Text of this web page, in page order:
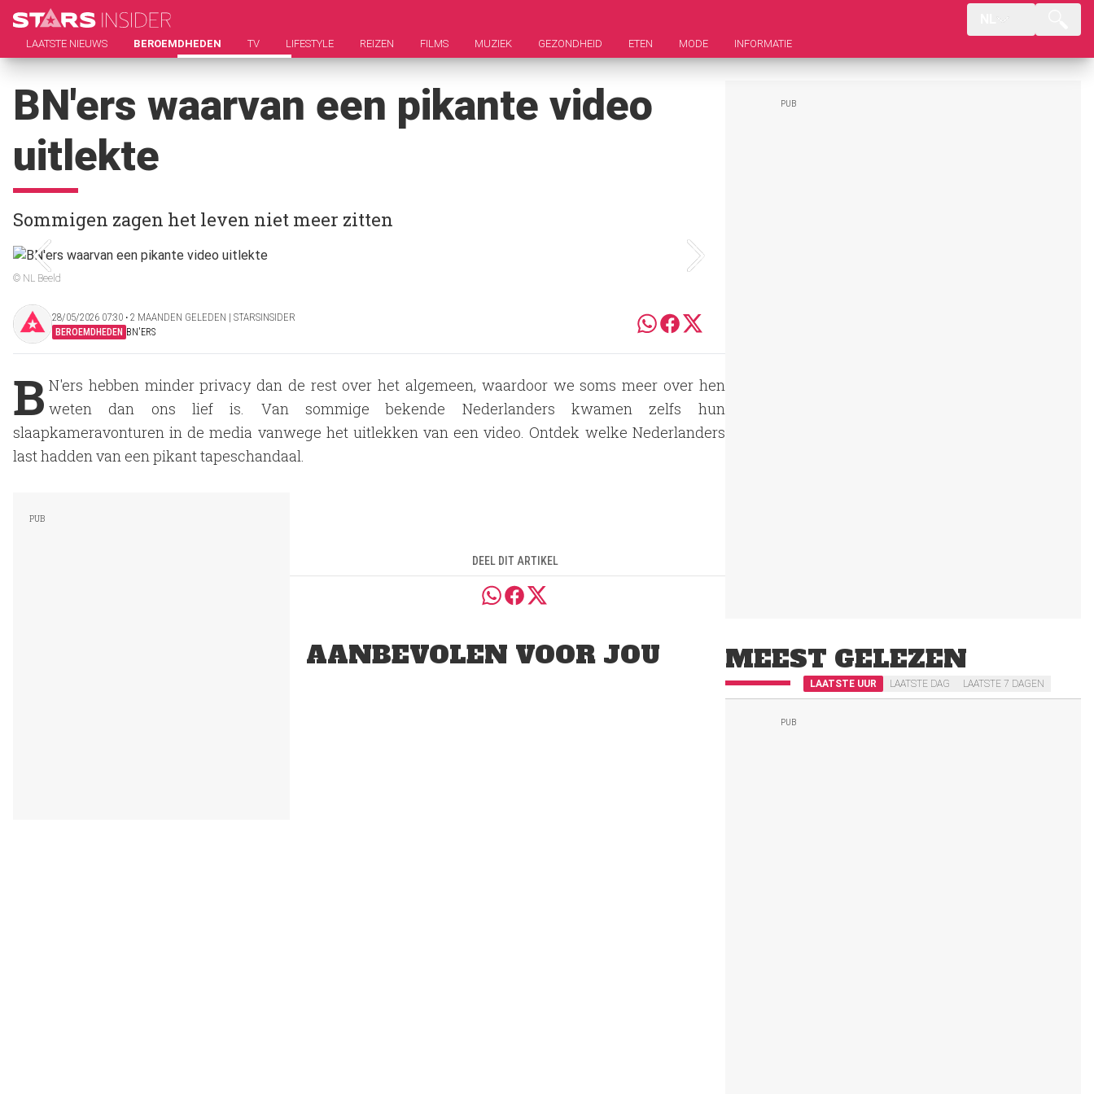
LAATSTE NIEUWS BEROEMDHEDEN TV LIFESTYLE REIZEN FILMS MUZIEK GEZONDHEID ETEN MODE INFORMATIE
BN'ers waarvan een pikante video
uitlekte
Sommigen zagen het leven niet meer zitten
© NL Beeld
28/05/2026 07:30 ‧ 2 MAANDEN GELEDEN | STARSINSIDER
BEROEMDHEDEN BN'ERS
B N'ers hebben minder privacy dan de rest over het algemeen, waardoor we soms meer over hen
weten dan ons lief is. Van sommige bekende Nederlanders kwamen zelfs hun
slaapkameravonturen in de media vanwege het uitlekken van een video. Ontdek welke Nederlanders
last hadden van een pikant tapeschandaal.
DEEL DIT ARTIKEL
AANBEVOLEN VOOR JOU MEEST GELEZEN
LAATSTE UUR LAATSTE DAG LAATSTE 7 DAGEN